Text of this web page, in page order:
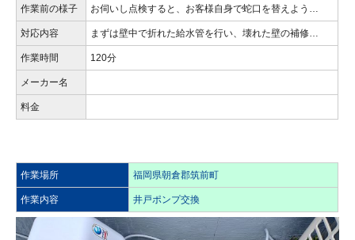
作業前の様子 お伺いし点検すると、お客様自身で蛇口を替えよう…
対応内容 まずは壁中で折れた給水管を行い、壊れた壁の補修…
作業時間 120分
メーカー名
料金
作業場所 福岡県朝倉郡筑前町
作業内容 井戸ポンプ交換